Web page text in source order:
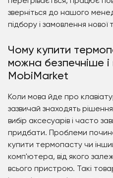
зверніться до нашого
підбору і замовлення нової
Чому купити
можна безпечніше і
MobiMarket
Коли мова йде про
зазвичай знаходять
вибір аксесуарів і часто
придбати. Проблеми
купити термопасту чи
комп'ютера, від якого
всього пристрою. Такі